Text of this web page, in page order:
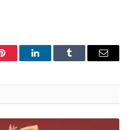
Pinterest LinkedInTumblr Email